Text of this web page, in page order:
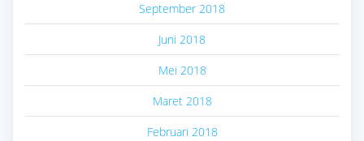
September 2018
Juni 2018
Mei 2018
Maret 2018
Februari 2018